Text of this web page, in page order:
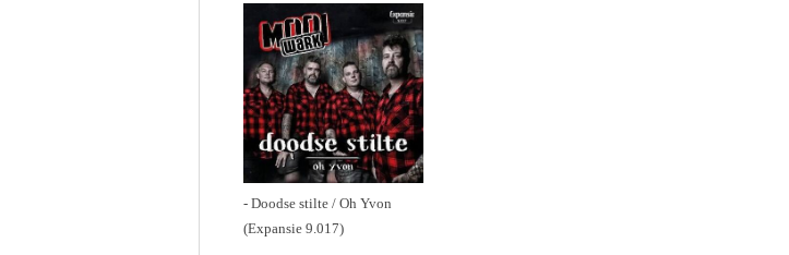
- Doodse stilte / Oh Yvon
(Expansie 9.017)